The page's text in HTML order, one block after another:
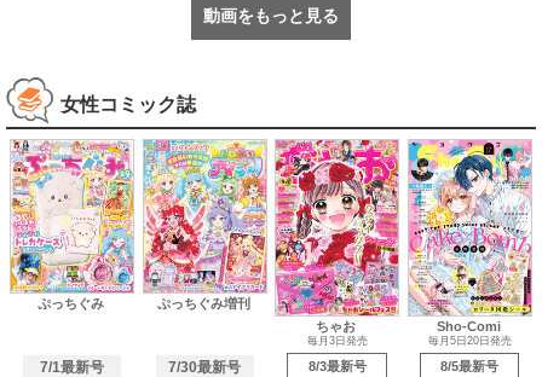
動画をもっと見る
女性コミック誌
ぷっちぐみ
7/1最新号
ぷっちぐみ増刊
7/30最新号
ちゃお
毎月3日発売
8/3最新号
Sho-Comi
毎月5日20日発売
8/5最新号